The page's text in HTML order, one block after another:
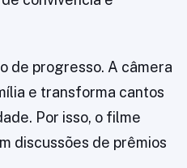
de progresso. A câmera
e transforma cantos
Por isso, o filme
discussões de prêmios